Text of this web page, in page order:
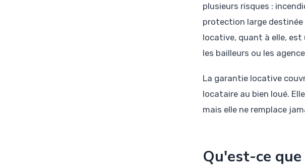
plusieurs risques :
protection large
locative, quant à elle,
les bailleurs ou les
La garantie locative
locataire au bien loué.
mais elle ne remplace
Qu'est-ce